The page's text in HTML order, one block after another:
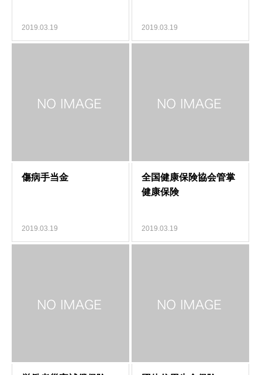
2019.03.19 2019.03.19
2019.03.19 2019.03.19